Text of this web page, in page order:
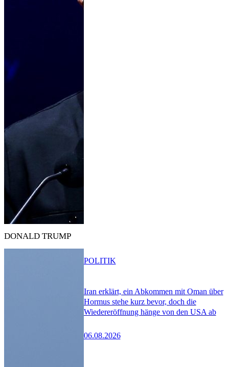
DONALD TRUMP
Iran erklärt, ein Abkommen mit Oman über
Hormus stehe kurz bevor, doch die
Wiedereröffnung hänge von den USA ab
06.08.2026
POLITIK